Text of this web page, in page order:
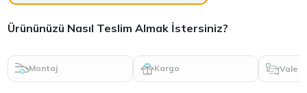
Ürününüzü Nasıl Teslim Almak İstersiniz?
Montaj Kargo Vale